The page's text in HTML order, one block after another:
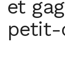
et
petit-